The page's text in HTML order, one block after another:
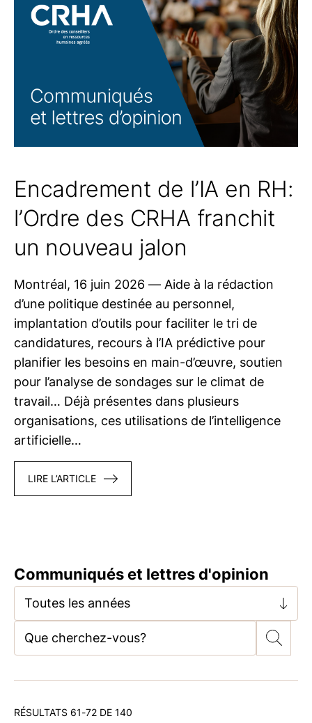
Encadrement de l’IA en RH:
l’Ordre des CRHA franchit
un nouveau jalon
Montréal, 16 juin 2026 — Aide à la rédaction
d’une politique destinée au personnel,
implantation d’outils pour faciliter le tri de
candidatures, recours à l’IA prédictive pour
planifier les besoins en main-d’œuvre, soutien
pour l’analyse de sondages sur le climat de
travail… Déjà présentes dans plusieurs
organisations, ces utilisations de l’intelligence
artificielle…
LIRE L’ARTICLE
Communiqués et lettres d'opinion
Toutes les années
RÉSULTATS 61-72 DE 140